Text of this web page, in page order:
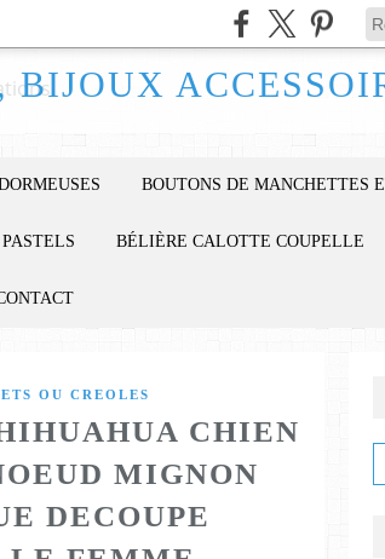
BOUTONS DE MANCHETTES
BÉLIÈRE CALOTTE COUPELLE
OU CREOLES
CHIEN
MIGNON
DECOUPE